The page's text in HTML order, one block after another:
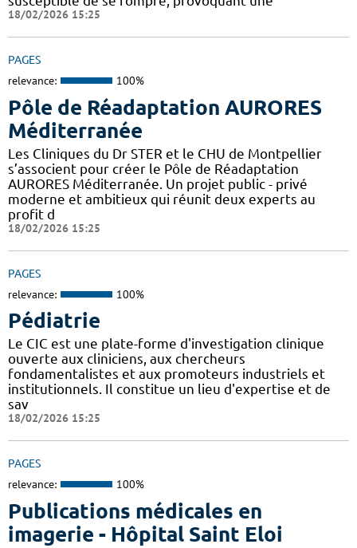
18/02/2026 15:25
PAGES
relevance: 100%
Pôle de Réadaptation AURORES
Méditerranée
Les Cliniques du Dr STER et le CHU de Montpellier
s’associent pour créer le Pôle de Réadaptation
AURORES Méditerranée. Un projet public - privé
moderne et ambitieux qui réunit deux experts au
profit d
18/02/2026 15:25
PAGES
relevance: 100%
Pédiatrie
Le CIC est une plate-forme d'investigation clinique
ouverte aux cliniciens, aux chercheurs
fondamentalistes et aux promoteurs industriels et
institutionnels. Il constitue un lieu d'expertise et de
sav
18/02/2026 15:25
PAGES
relevance: 100%
Publications médicales en
imagerie - Hôpital Saint Eloi